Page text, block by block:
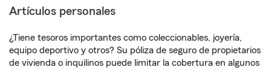
Artículos personales
¿Tiene tesoros importantes como coleccionables, joyería,
equipo deportivo y otros? Su póliza de seguro de propietarios
de vivienda o inquilinos puede limitar la cobertura en algunos